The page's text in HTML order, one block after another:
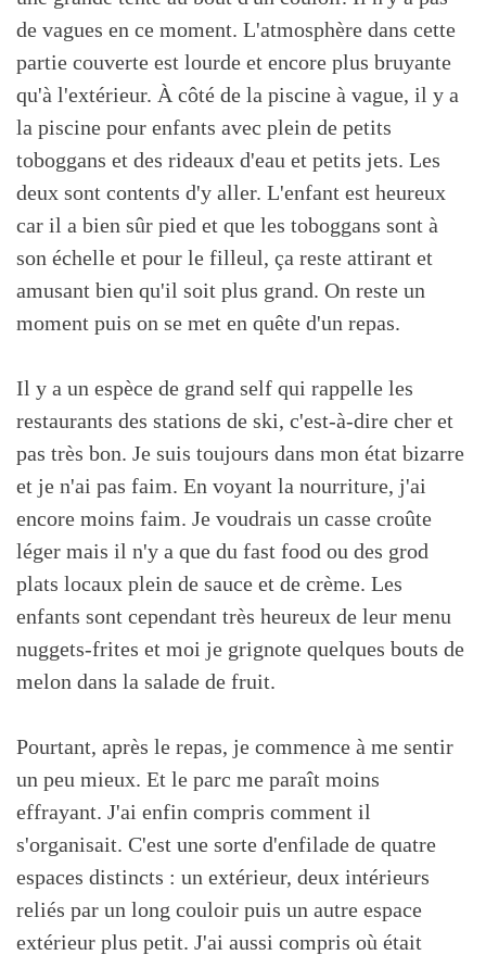
de vagues en ce moment. L'atmosphère dans cette
partie couverte est lourde et encore plus bruyante
qu'à l'extérieur. À côté de la piscine à vague, il y a
la piscine pour enfants avec plein de petits
toboggans et des rideaux d'eau et petits jets. Les
deux sont contents d'y aller. L'enfant est heureux
car il a bien sûr pied et que les toboggans sont à
son échelle et pour le filleul, ça reste attirant et
amusant bien qu'il soit plus grand. On reste un
moment puis on se met en quête d'un repas.
Il y a un espèce de grand self qui rappelle les
restaurants des stations de ski, c'est-à-dire cher et
pas très bon. Je suis toujours dans mon état bizarre
et je n'ai pas faim. En voyant la nourriture, j'ai
encore moins faim. Je voudrais un casse croûte
léger mais il n'y a que du fast food ou des grod
plats locaux plein de sauce et de crème. Les
enfants sont cependant très heureux de leur menu
nuggets-frites et moi je grignote quelques bouts de
melon dans la salade de fruit.
Pourtant, après le repas, je commence à me sentir
un peu mieux. Et le parc me paraît moins
effrayant. J'ai enfin compris comment il
s'organisait. C'est une sorte d'enfilade de quatre
espaces distincts : un extérieur, deux intérieurs
reliés par un long couloir puis un autre espace
extérieur plus petit. J'ai aussi compris où était